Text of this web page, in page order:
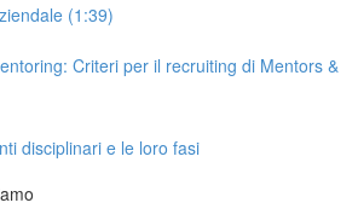
(1:39)
Criteri per il recruiting di Mentors &
disciplinari e le loro fasi